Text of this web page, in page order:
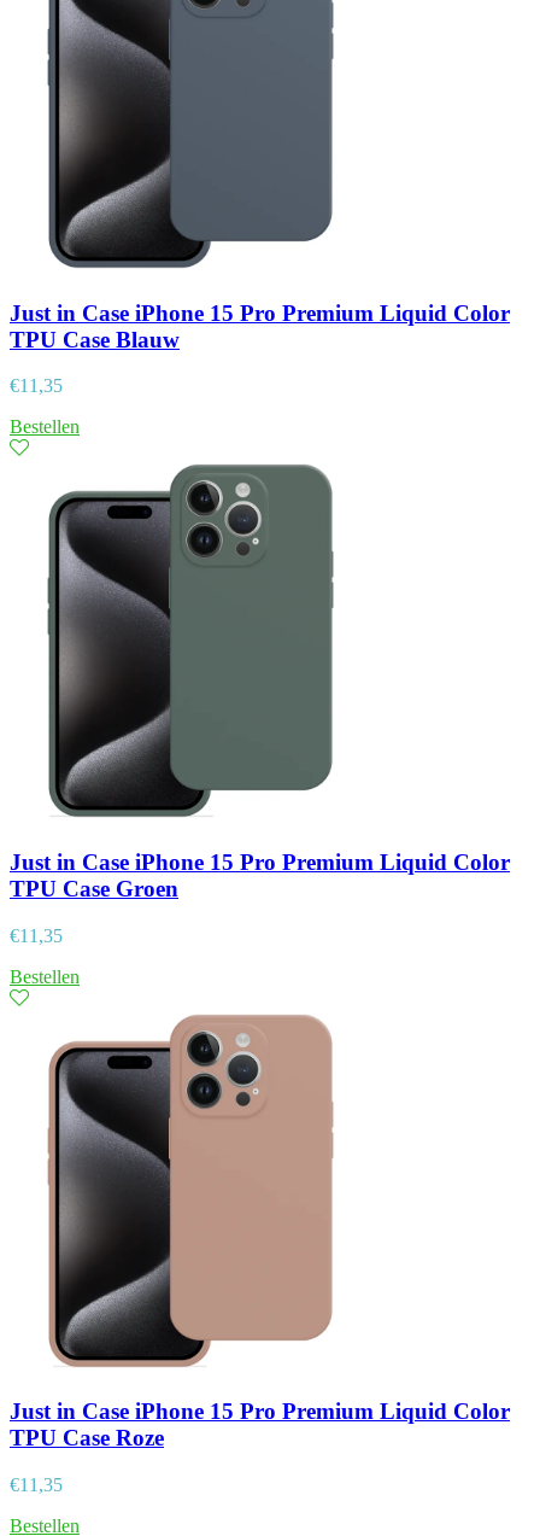
Just in Case iPhone 15 Pro Premium Liquid Color
TPU Case Blauw
€11,35
Bestellen
Just in Case iPhone 15 Pro Premium Liquid Color
TPU Case Groen
€11,35
Bestellen
Just in Case iPhone 15 Pro Premium Liquid Color
TPU Case Roze
€11,35
Bestellen